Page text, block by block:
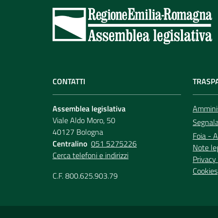
CONTATTI
Assemblea legislativa
Viale Aldo Moro, 50
40127 Bologna
Centralino 051 5275226
Cerca telefoni e indirizzi
C.F. 800.625.903.79
Foia -
Note
Cookies